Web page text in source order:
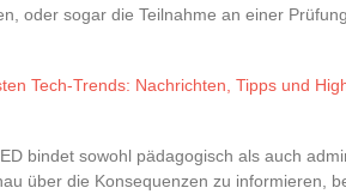
oder sogar die Teilnahme an einer
Tech-Trends: Nachrichten, Tipps und
bindet sowohl pädagogisch als auch
über die Konsequenzen zu informieren,